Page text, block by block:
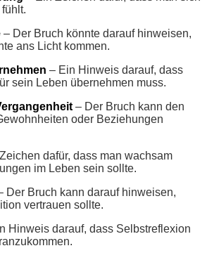
– Der Bruch könnte darauf hinweisen,
ans Licht kommen.
– Ein Hinweis darauf, dass
sein Leben übernehmen muss.
– Der Bruch kann den
oder Beziehungen
dafür, dass man wachsam
im Leben sein sollte.
Der Bruch kann darauf hinweisen,
vertrauen sollte.
Hinweis darauf, dass Selbstreflexion